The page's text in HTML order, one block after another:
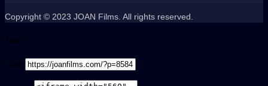
Copyright © 2023 JOAN Films. All rights reserved.
Share
Link